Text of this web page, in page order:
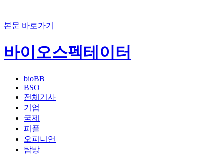
본문 바로가기
바이오스펙테이터
bioBB
BSO
전체기사
기업
국제
피플
오피니언
탐방